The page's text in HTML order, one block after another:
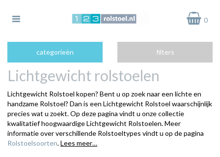
(Rolstoelen)
(Elektrische Rolstoelen)
(Rolstoel Accessoires)
(Rolstoel Onderdelen)
Toggle
0
categorieën filters
Lichtgewicht rolstoelen
Lichtgewicht Rolstoel kopen? Bent u op zoek naar een lichte en
handzame Rolstoel? Dan is een Lichtgewicht Rolstoel waarschijnlijk
precies wat u zoekt. Op deze pagina vindt u onze collectie
kwalitatief hoogwaardige Lichtgewicht Rolstoelen. Meer
informatie over verschillende Rolstoeltypes vindt u op de pagina
Rolstoelsoorten.Lees meer…